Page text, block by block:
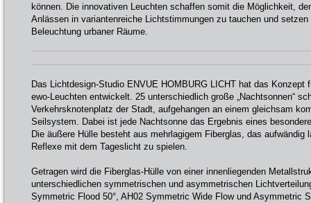
können. Die innovativen Leuchten schaffen somit die Möglichkeit,
Anlässen in variantenreiche Lichtstimmungen zu tauchen und
Beleuchtung urbaner Räume.
Das Lichtdesign-Studio ENVUE HOMBURG LICHT hat das Konzept
ewo-Leuchten entwickelt. 25 unterschiedlich große „Nachtsonnen“
Verkehrsknotenplatz der Stadt, aufgehangen an einem gleichsam
Seilsystem. Dabei ist jede Nachtsonne das Ergebnis eines
Die äußere Hülle besteht aus mehrlagigem Fiberglas, das aufwändig
Reflexe mit dem Tageslicht zu spielen.
Getragen wird die Fiberglas-Hülle von einer innenliegenden
unterschiedlichen symmetrischen und asymmetrischen
Symmetric Flood 50°, AH02 Symmetric Wide Flow und Asymmetric